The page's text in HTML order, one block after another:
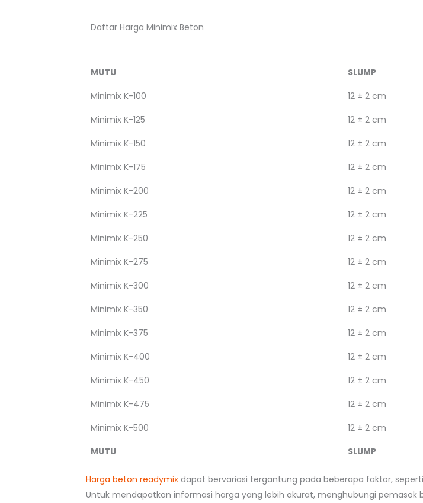
Daftar Harga Minimix Beton
MUTU SLUMP
Minimix K-100
12 ± 2 cm
Minimix K-125
12 ± 2 cm
Minimix K-150
12 ± 2 cm
Minimix K-175
12 ± 2 cm
Minimix K-200
12 ± 2 cm
Minimix K-225
12 ± 2 cm
Minimix K-250
12 ± 2 cm
Minimix K-275
12 ± 2 cm
Minimix K-300
12 ± 2 cm
Minimix K-350
12 ± 2 cm
Minimix K-375
12 ± 2 cm
Minimix K-400
12 ± 2 cm
Minimix K-450
12 ± 2 cm
Minimix K-475
12 ± 2 cm
Minimix K-500
12 ± 2 cm
MUTU
SLUMP
Harga beton readymix dapat bervariasi tergantung pada beberapa faktor,
Untuk mendapatkan informasi harga yang lebih akurat, menghubungi pemasok